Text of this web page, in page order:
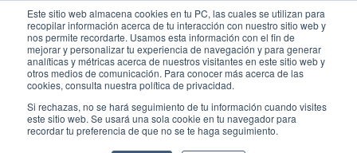
Este sitio web almacena cookies en tu PC, las cuales se utilizan para
recopilar información acerca de tu interacción con nuestro sitio web y
nos permite recordarte. Usamos esta información con el fin de
mejorar y personalizar tu experiencia de navegación y para generar
analíticas y métricas acerca de nuestros visitantes en este sitio web y
otros medios de comunicación. Para conocer más acerca de las
cookies, consulta nuestra política de privacidad.
Si rechazas, no se hará seguimiento de tu información cuando visites
este sitio web. Se usará una sola cookie en tu navegador para
recordar tu preferencia de que no se te haga seguimiento.
contenido
Fundación Actívate
Sin categoría